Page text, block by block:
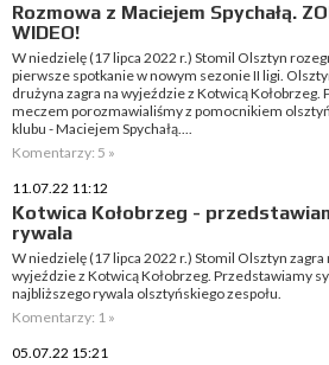
Rozmowa z Maciejem Spychałą.
WIDEO!
W niedzielę (17 lipca 2022 r.) Stomil Olsztyn
pierwsze spotkanie w nowym sezonie II ligi.
drużyna zagra na wyjeździe z Kotwicą Kołobrzeg.
meczem porozmawialiśmy z pomocnikiem
klubu - Maciejem Spychałą....
Komentarzy: 5 »
11.07.22 11:12
Kotwica Kołobrzeg -
rywala
W niedzielę (17 lipca 2022 r.) Stomil Olsztyn zagra
wyjeździe z Kotwicą Kołobrzeg. Przedstawiamy
najbliższego rywala olsztyńskiego zespołu.
Komentarzy: 1 »
05.07.22 15:21